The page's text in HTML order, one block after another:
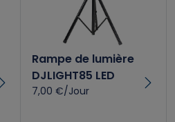
Rampe de lumière
DJLIGHT85 LED
7,00 €/Jour